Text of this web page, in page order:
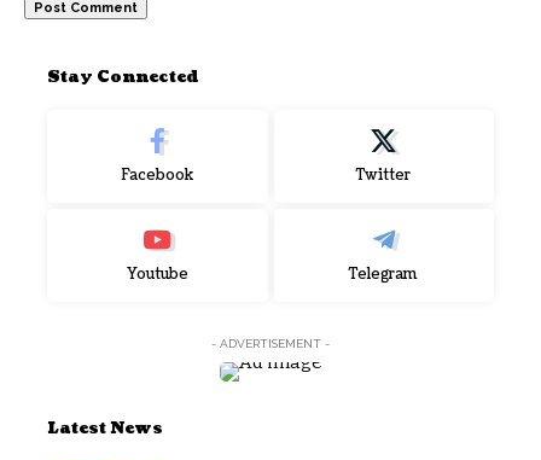
Stay Connected
Facebook Twitter
Youtube Telegram
- ADVERTISEMENT -
Latest News